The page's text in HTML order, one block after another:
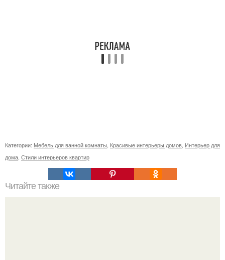
Категории: Мебель для ванной комнаты, Красивые интерьеры домов, Интерьер для
дома, Стили интерьеров квартир
Читайте также